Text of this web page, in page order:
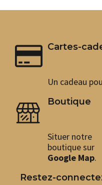
du
Cartes-
Un cadeau
Boutique
Situer notre
boutique sur
Google Map.
Restez-